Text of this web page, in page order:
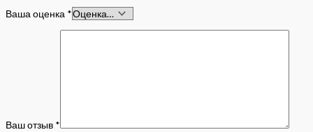
Ваша оценка *
Ваш отзыв *